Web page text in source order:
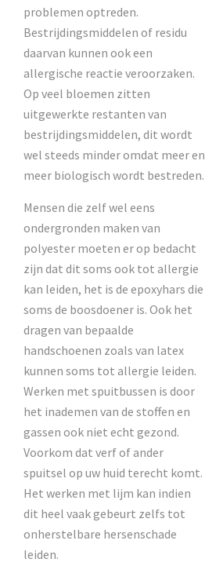
problemen optreden.
Bestrijdingsmiddelen of residu
daarvan kunnen ook een
allergische reactie veroorzaken.
Op veel bloemen zitten
uitgewerkte restanten van
bestrijdingsmiddelen, dit wordt
wel steeds minder omdat meer en
meer biologisch wordt bestreden.
Mensen die zelf wel eens
ondergronden maken van
polyester moeten er op bedacht
zijn dat dit soms ook tot allergie
kan leiden, het is de epoxyhars die
soms de boosdoener is. Ook het
dragen van bepaalde
handschoenen zoals van latex
kunnen soms tot allergie leiden.
Werken met spuitbussen is door
het inademen van de stoffen en
gassen ook niet echt gezond.
Voorkom dat verf of ander
spuitsel op uw huid terecht komt.
Het werken met lijm kan indien
dit heel vaak gebeurt zelfs tot
onherstelbare hersenschade
leiden.